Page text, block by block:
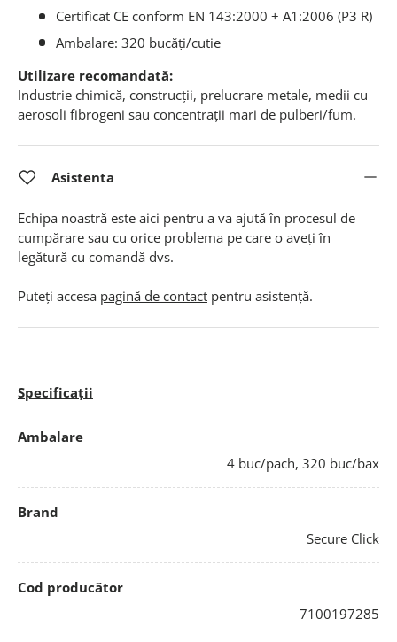
Certificat CE conform EN 143:2000 + A1:2006 (P3 R)
Ambalare: 320 bucăți/cutie
Utilizare recomandată:
Industrie chimică, construcții, prelucrare metale, medii cu
aerosoli fibrogeni sau concentrații mari de pulberi/fum.
Asistenta
Echipa noastră este aici pentru a va ajută în procesul de
cumpărare sau cu orice problema pe care o aveți în
legătură cu comandă dvs.
Puteți accesa pagină de contact pentru asistență.
Specificații
Ambalare
4 buc/pach, 320 buc/bax
Brand
Secure Click
Cod producător
7100197285